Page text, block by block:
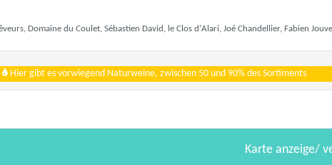
Domaine du Coulet, Sébastien David, le Clos d'Alari, Joé Chandellier, Fabien
Hier gibt es vorwiegend Naturweine, zwischen 50 und 90% des Sortiments
Karte anzeige/